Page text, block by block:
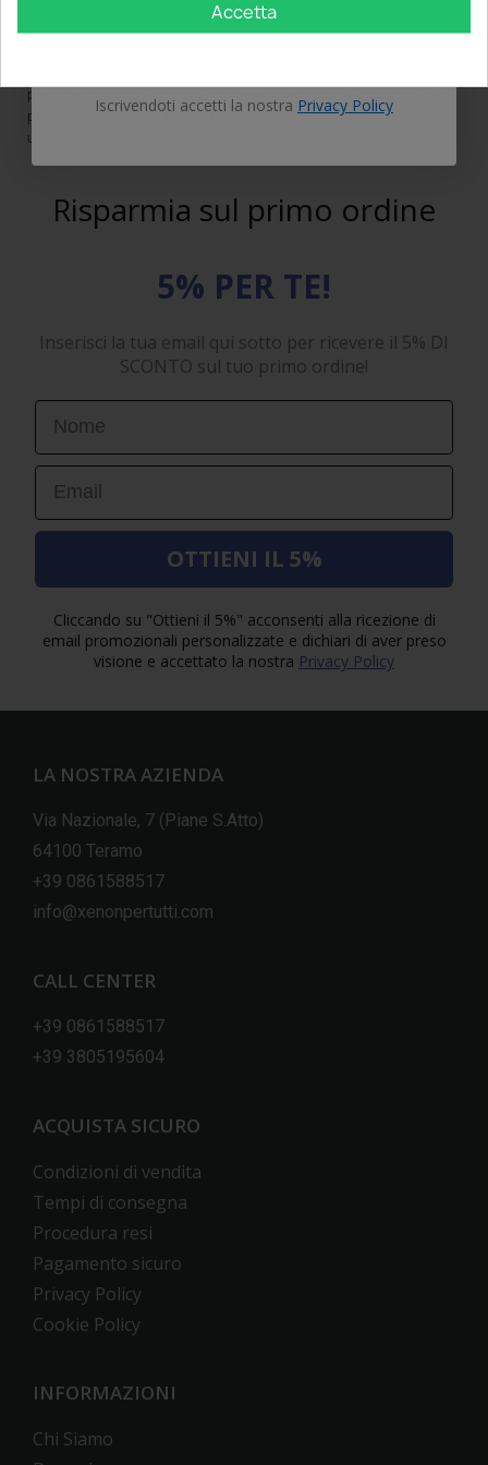
Controlliamo la perfetta colorazionebianca6000k e il
per poter garantire una luce omogenea testando le lampadine per
posizione eDRLdella KIA Rio II, questo per garantire una durata e
una temperatura di colore adeguata.
Risparmia sul primo ordine
5% PER TE!
Inserisci la tua email qui sotto per ricevere il 5% DI
SCONTO sul tuo primo ordine!
First Name
Email
OTTIENI IL 5%
Cliccando su "Ottieni il 5%" acconsenti alla ricezione di
email promozionali personalizzate e dichiari di aver preso
visione e accettato la nostra Privacy Policy
LA NOSTRA AZIENDA
Via Nazionale, 7 (Piane S.Atto)
64100 Teramo
+39 0861588517
info@xenonpertutti.com
CALL CENTER
+39 0861588517
+39 3805195604
ACQUISTA SICURO
Condizioni di vendita
Tempi di consegna
Procedura resi
Pagamento sicuro
Privacy Policy
Cookie Policy
INFORMAZIONI
Chi Siamo
Accetta
OTTIENI IL 5%
Iscrivendoti accetti la nostra Privacy Policy